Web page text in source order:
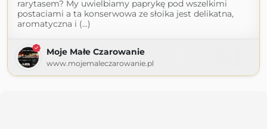
rarytasem? My uwielbiamy paprykę pod wszelkimi
postaciami a ta konserwowa ze słoika jest delikatna,
aromatyczna i (...)
Moje Małe Czarowanie
www.mojemaleczarowanie.pl